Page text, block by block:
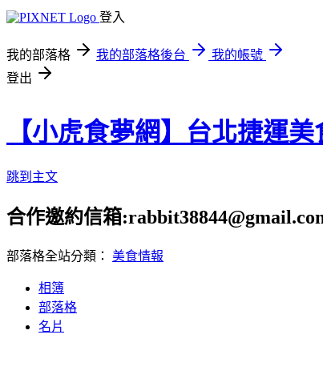
登入
我的部落格 我的部落格後台
我的帳號
登出
【小虎食夢網】台北捷運美
跳到主文
合作邀約信箱
部落格全站分類： 美食情報
相簿
部落格
名片